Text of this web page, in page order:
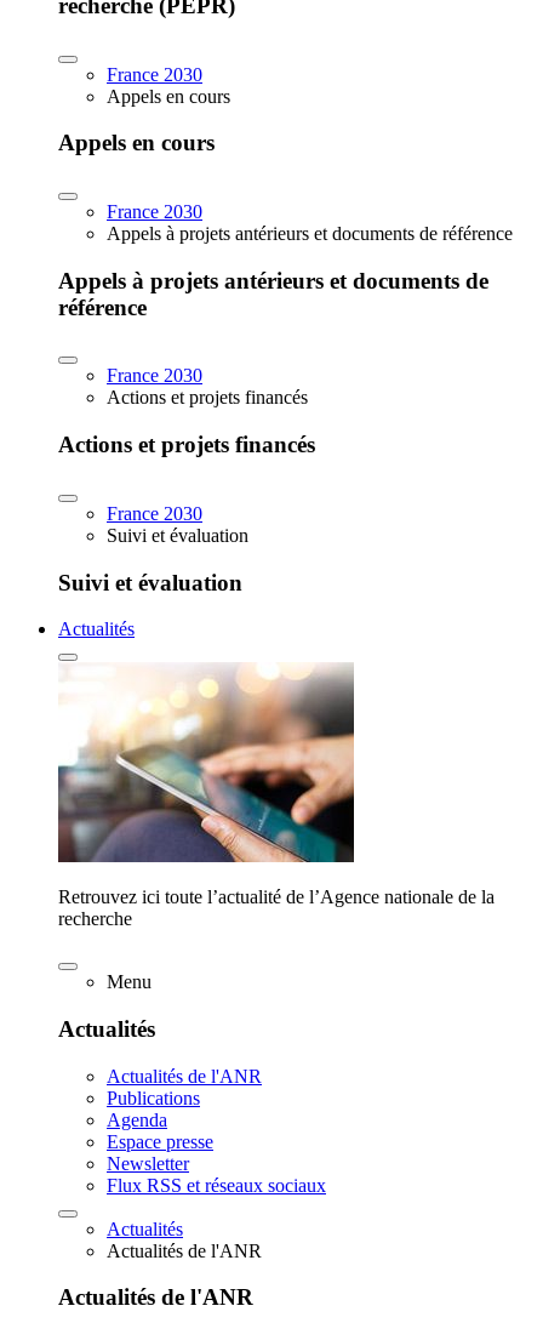
recherche (PEPR)
France 2030
Appels en cours
Appels en cours
France 2030
Appels à projets antérieurs et documents de référence
Appels à projets antérieurs et documents de
référence
France 2030
Actions et projets financés
Actions et projets financés
France 2030
Suivi et évaluation
Suivi et évaluation
Actualités
Retrouvez ici toute l’actualité de l’Agence nationale de la
recherche
Menu
Actualités
Actualités de l'ANR
Publications
Agenda
Espace presse
Newsletter
Flux RSS et réseaux sociaux
Actualités
Actualités de l'ANR
Actualités de l'ANR